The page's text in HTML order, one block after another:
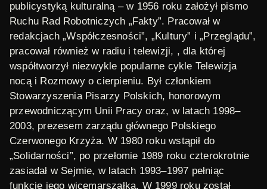
publicystyką kulturalną – w 1956 roku założył pismo
Ruchu Rad Robotniczych „Fakty”. Pracował w
redakcjach „Współczesności”, „Kultury” i „Przeglądu”,
pracował również w radiu i telewizji, , dla której
współtworzył niezwykle popularne cykle Telewizja
nocąi Rozmowy o cierpieniu. Był członkiem
Stowarzyszenia Pisarzy Polskich, honorowym
przewodniczącym Unii Pracy oraz, w latach 1998–
2003, prezesem zarządu głównego Polskiego
Czerwonego Krzyża. W 1980 roku wstąpił do
„Solidarności”, po przełomie 1989 roku czterokrotnie
zasiadał w Sejmie, w latach 1993–1997 pełniąc
funkcję jego wicemarszałka. W 1999 roku został